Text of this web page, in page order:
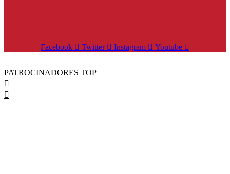
Facebook Twitter Instagram Youtube
PATROCINADORES TOP